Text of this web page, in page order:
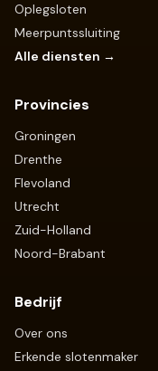
Oplegsloten
Meerpuntssluiting
Alle diensten →
Provincies
Groningen
Drenthe
Flevoland
Utrecht
Zuid-Holland
Noord-Brabant
Bedrijf
Over ons
Erkende slotenmaker